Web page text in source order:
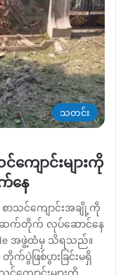
သတင်း
ျောင်းများကို
နေ
စာသင်ကျောင်းအချို့ကို
ဆက်တိုက် လုပ်ဆောင်နေ
အဖွဲ့ထံမှ သိရသည်။
ပွဲဖြစ်ပွားခြင်းမရှိ
ျောင်းများကို